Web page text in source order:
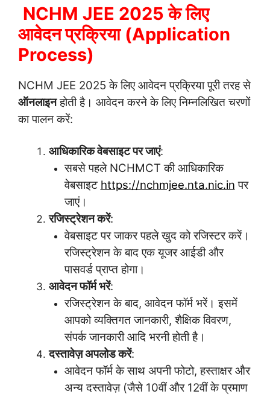
NCHM JEE 2025 के लिए
आवेदन प्रक्रिया (Application
Process)
NCHM JEE 2025 के लिए आवेदन प्रक्रिया पूरी तरह से
ऑनलाइनहोती है। आवेदन करने के लिए निम्नलिखित चरणों
का पालन करें:
आधिकारिक वेबसाइट पर जाएं:
सबसे पहले NCHMCT की आधिकारिक
वेबसाइट https://nchmjee.nta.nic.in पर
जाएं।
रजिस्ट्रेशन करें:
वेबसाइट पर जाकर पहले खुद को रजिस्टर करें।
रजिस्ट्रेशन के बाद एक यूजर आईडी और
पासवर्ड प्राप्त होगा।
आवेदन फॉर्म भरें:
रजिस्ट्रेशन के बाद, आवेदन फॉर्म भरें। इसमें
आपको व्यक्तिगत जानकारी, शैक्षिक विवरण,
संपर्क जानकारी आदि भरनी होती है।
दस्तावेज़ अपलोड करें:
आवेदन फॉर्म के साथ अपनी फोटो, हस्ताक्षर और
अन्य दस्तावेज़ (जैसे 10वीं और 12वीं के प्रमाण